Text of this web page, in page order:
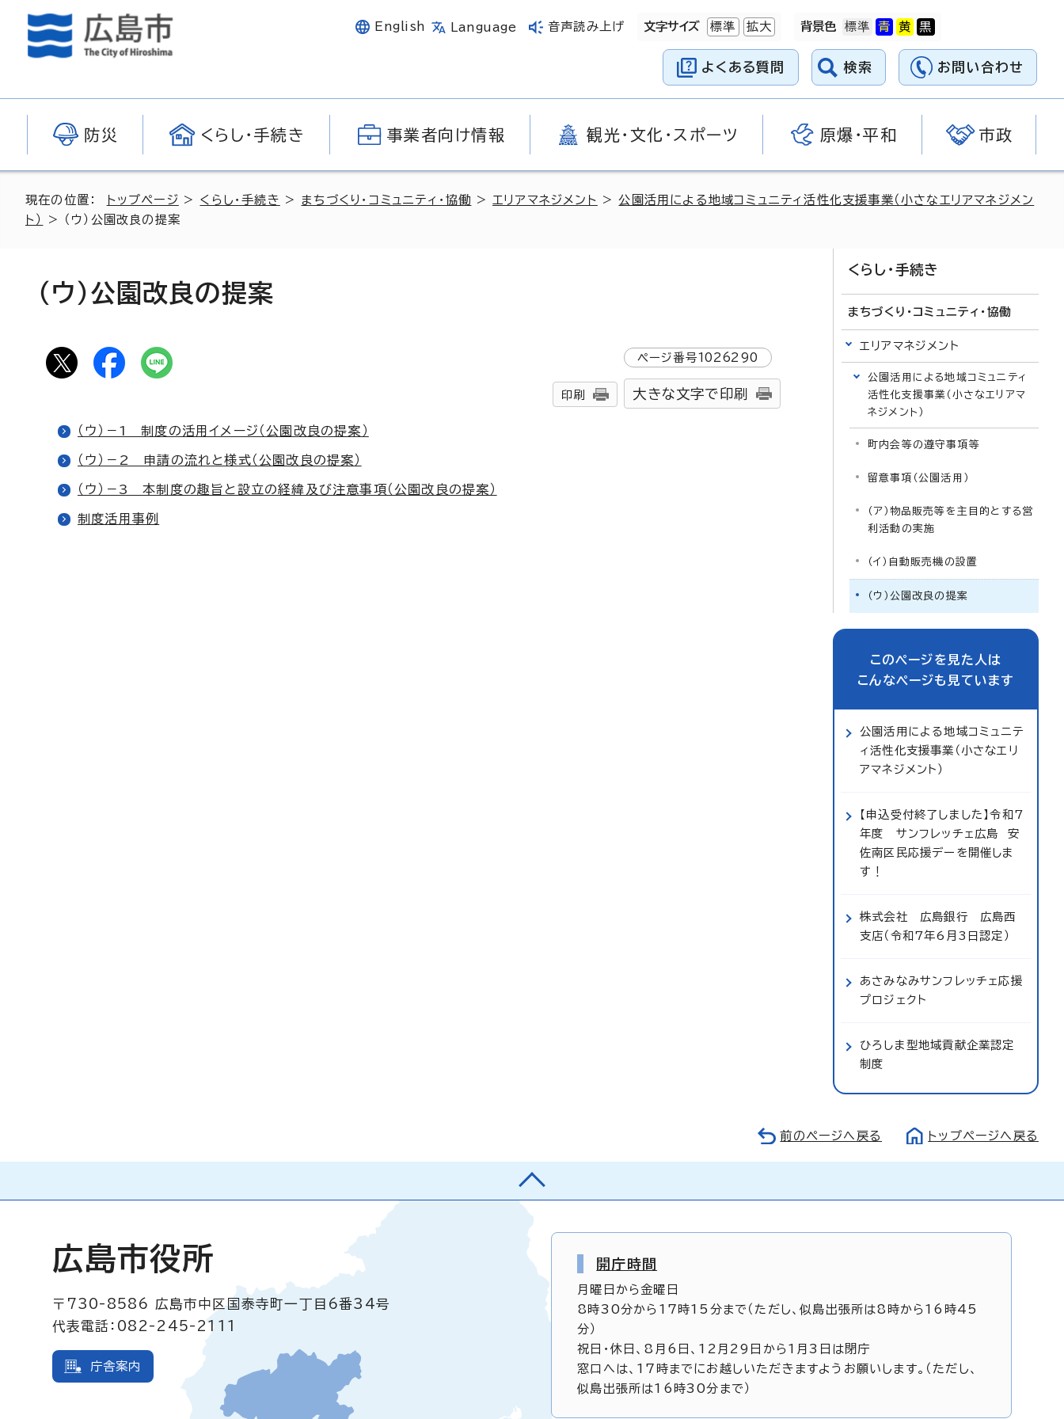
English Language 音声読み上げ 文字サイズ 標準 拡大 背景色
よくある質問 検索 お問い合わせ
防災 くらし・手続き 事業者向け情報 観光・文化・スポーツ 原爆・平和 市政
現在の位置： トップページ > くらし・手続き > まちづくり・コミュニティ・協働 > エリアマネジメント >公園活用による地域コミュニティ活性化支援事業（小さなエリアマネジメン
ト）
> （ウ）公園改良の提案
（ウ）公園改良の提案
ページ番号1026290
印刷 大きな文字で印刷
（ウ）－1 制度の活用イメージ（公園改良の提案）
（ウ）－2 申請の流れと様式（公園改良の提案）
（ウ）－3 本制度の趣旨と設立の経緯及び注意事項（公園改良の提案）
制度活用事例
くらし・手続き
まちづくり・コミュニティ・協働
エリアマネジメント
公園活用による地域コミュニティ
活性化支援事業（小さなエリアマ
ネジメント）
町内会等の遵守事項等
留意事項（公園活用）
（ア）物品販売等を主目的とする営
利活動の実施
（イ）自動販売機の設置
（ウ）公園改良の提案
このページを見た人は
こんなページも見ています
公園活用による地域コミュニテ
ィ活性化支援事業（小さなエリ
アマネジメント）
【申込受付終了しました】令和7
年度 サンフレッチェ広島 安
佐南区民応援デーを開催しま
す！
株式会社 広島銀行 広島西
支店（令和7年6月3日認定）
あさみなみサンフレッチェ応援
プロジェクト
ひろしま型地域貢献企業認定
制度
前のページへ戻る トップページへ戻る
広島市役所
〒730-8586
広島市中区国泰寺町一丁目6番34号
代表電話：082-245-2111
庁舎案内
開庁時間
月曜日から金曜日
8時30分から17時15分まで（ただし、似島出張所は8時から16時45
分）
祝日・休日、8月6日、12月29日から1月3日は閉庁
窓口へは、17時までにお越しいただきますようお願いします。（ただし、
似島出張所は16時30分まで）